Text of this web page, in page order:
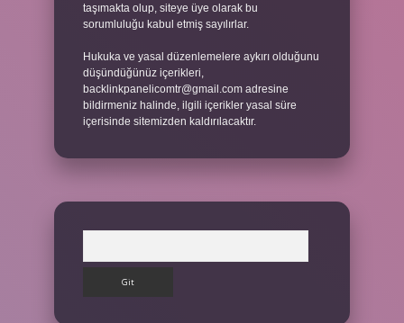
taşımakta olup, siteye üye olarak bu
sorumluluğu kabul etmiş sayılırlar.
Hukuka ve yasal düzenlemelere aykırı olduğunu
düşündüğünüz içerikleri,
backlinkpanelicomtr@gmail.com adresine
bildirmeniz halinde, ilgili içerikler yasal süre
içerisinde sitemizden kaldırılacaktır.